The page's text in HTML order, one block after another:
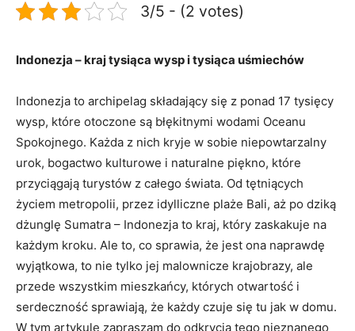
3/5 - (2 votes)
Indonezja – kraj tysiąca wysp i tysiąca uśmiechów
Indonezja to archipelag składający się z ponad 17 tysięcy
wysp, ⁤które otoczone‌ są błękitnymi wodami‌ Oceanu
Spokojnego. Każda z nich kryje w sobie niepowtarzalny
urok, bogactwo kulturowe i naturalne piękno, które
przyciągają turystów ⁢z całego świata. Od tętniących
życiem metropolii, przez‍ idylliczne plaże Bali, aż po dziką
dżunglę Sumatra – Indonezja to kraj, który⁣ zaskakuje na
każdym ⁤kroku. Ale ⁢to, co sprawia, że jest ona naprawdę
wyjątkowa, to nie tylko jej ‍malownicze krajobrazy, ale
‌przede wszystkim mieszkańcy,⁤ których otwartość i
serdeczność sprawiają, że każdy czuje⁤ się ⁤tu jak w domu.
W tym artykule zapraszam ‌do odkrycia tego ⁤nieznanego